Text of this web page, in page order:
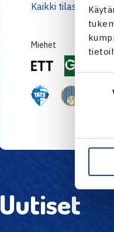
Kaikki tilastot
Miehet
Uutiset